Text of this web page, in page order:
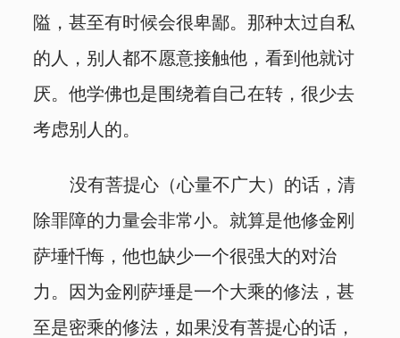
隘，甚至有时候会很卑鄙。那种太过自私
的人，别人都不愿意接触他，看到他就讨
厌。他学佛也是围绕着自己在转，很少去
考虑别人的。
没有菩提心（心量不广大）的话，清
除罪障的力量会非常小。就算是他修金刚
萨埵忏悔，他也缺少一个很强大的对治
力。因为金刚萨埵是一个大乘的修法，甚
至是密乘的修法，如果没有菩提心的话，